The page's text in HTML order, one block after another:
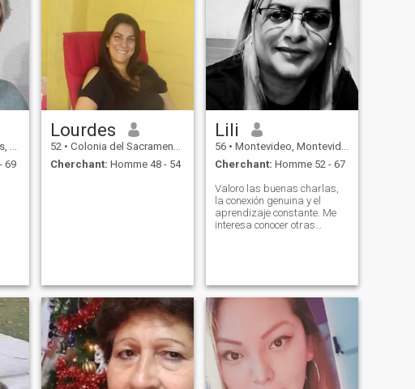
69
Lourdes
52 • Colonia del Sacramento, Colonia, Uruguay
Cherchant: Homme 48 - 54
Lili
56 • Montevideo, Montevideo, Uruguay
Cherchant: Homme 52 - 67
Valoro las buenas charlas,
la conexión genuina y el
aprendizaje constante. Me
interesa conocer otras